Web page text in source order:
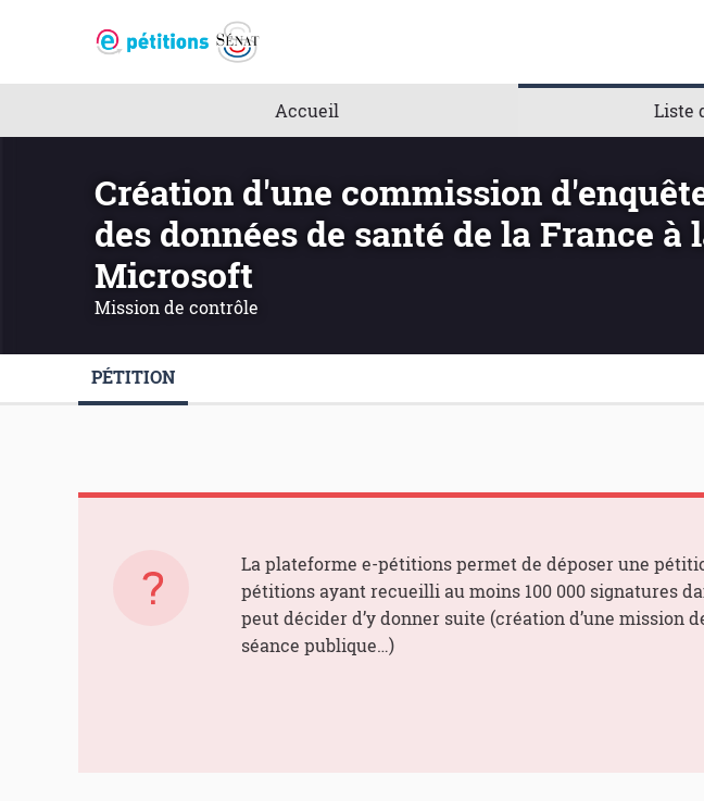
Accueil Liste
Création d'une commission
des données de santé de la France à
Microsoft
Mission de contrôle
PÉTITION
La plateforme e-pétitions permet de déposer une
pétitions ayant recueilli au moins 100 000 signatures
peut décider d’y donner suite (création d’une mission
séance publique…)